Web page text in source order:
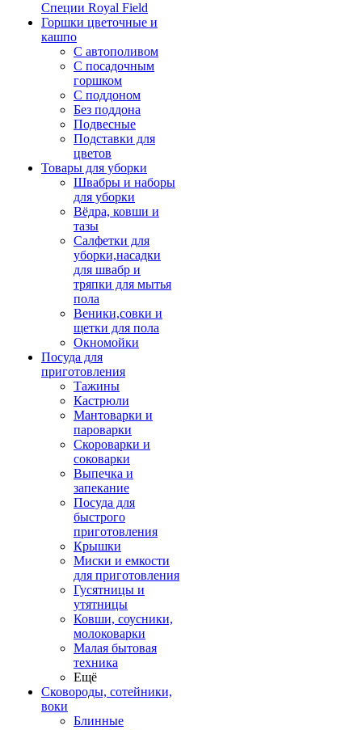
Специи Royal Field
Горшки цветочные и
кашпо
С автополивом
С посадочным
горшком
С поддоном
Без поддона
Подвесные
Подставки для
цветов
Товары для уборки
Швабры и наборы
для уборки
Вёдра, ковши и
тазы
Салфетки для
уборки,насадки
для швабр и
тряпки для мытья
пола
Веники,совки и
щетки для пола
Окномойки
Посуда для
приготовления
Тажины
Кастрюли
Мантоварки и
пароварки
Скороварки и
соковарки
Выпечка и
запекание
Посуда для
быстрого
приготовления
Крышки
Миски и емкости
для приготовления
Гусятницы и
утятницы
Ковши, соусники,
молоковарки
Малая бытовая
техника
Ещё
Сковороды, сотейники,
воки
Блинные